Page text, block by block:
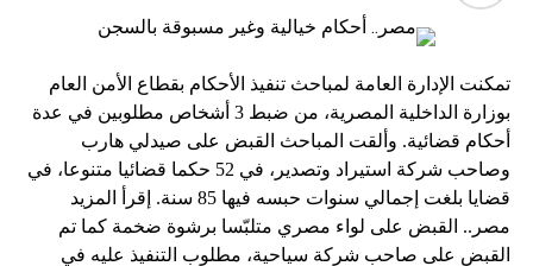
تمكنت الإدارة العامة لمباحث تنفيذ الأحكام بقطاع الأمن العام
بوزارة الداخلية المصرية، من ضبط 3 أشخاص مطلوبين في عدة
أحكام قضائية. وألقت المباحث القبض على صيدلي هارب
وصاحب شركة استيراد وتصدير، في 52 حكما قضائيا متنوعا، في
قضايا بلغت إجمالي سنوات حبسه فيها 85 سنة. إقرأ المزيد
مصر.. القبض على لواء مصري متلبّسا برشوة ضخمة كما تم
القبض على صاحب شركة سياحية، مطلوب التنفيذ عليه في